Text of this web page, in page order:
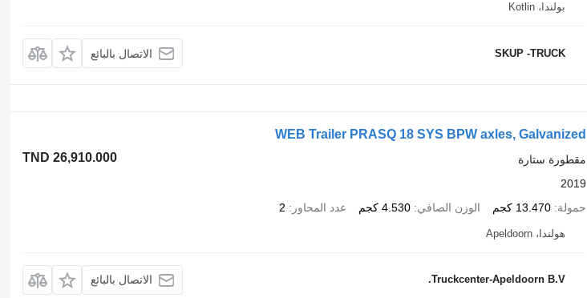
بولندا، Kotlin
SKUP -TRUCK الاتصال بالبائع
WEB Trailer PRASQ 18 SYS BPW axles, Galvanized
TND 26,910.000
مقطورة ستارة
2019
حمولة 13.470 كجم الوزن الصافي 4.530 كجم عدد المحاور 2
هولندا، Apeldoorn
Truckcenter-Apeldoorn B.V. الاتصال بالبائع